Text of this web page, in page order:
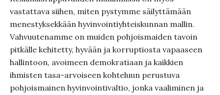
vastattava siihen, miten pystymme säilyttämään
menestyksekkään hyvinvointiyhteiskunnan mallin.
Vahvuutenamme on muiden pohjoismaiden tavoin
pitkälle kehitetty, hyvään ja korruptiosta vapaaseen
hallintoon, avoimeen demokratiaan ja kaikkien
ihmisten tasa-arvoiseen kohteluun perustuva
pohjoismainen hyvinvointivaltio, jonka vaaliminen ja